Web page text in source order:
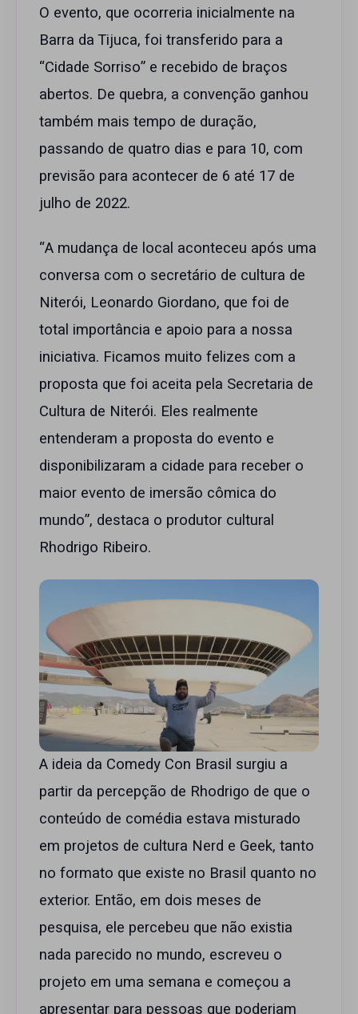
O evento, que ocorreria inicialmente na
Barra da Tijuca, foi transferido para a
“Cidade Sorriso” e recebido de braços
abertos. De quebra, a convenção ganhou
também mais tempo de duração,
passando de quatro dias e para 10, com
previsão para acontecer de 6 até 17 de
julho de 2022.
“A mudança de local aconteceu após uma
conversa com o secretário de cultura de
Niterói, Leonardo Giordano, que foi de
total importância e apoio para a nossa
iniciativa. Ficamos muito felizes com a
proposta que foi aceita pela Secretaria de
Cultura de Niterói. Eles realmente
entenderam a proposta do evento e
disponibilizaram a cidade para receber o
maior evento de imersão cômica do
mundo”, destaca o produtor cultural
Rhodrigo Ribeiro.
A ideia da Comedy Con Brasil surgiu a
partir da percepção de Rhodrigo de que o
conteúdo de comédia estava misturado
em projetos de cultura Nerd e Geek, tanto
no formato que existe no Brasil quanto no
exterior. Então, em dois meses de
pesquisa, ele percebeu que não existia
nada parecido no mundo, escreveu o
projeto em uma semana e começou a
apresentar para pessoas que poderiam